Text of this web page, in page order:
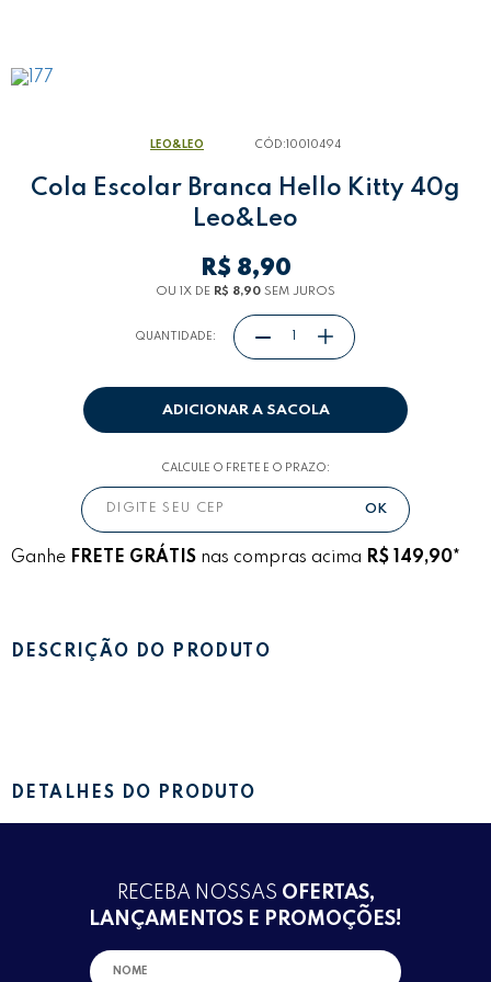
LEO&LEO CÓD: 10010494
Cola Escolar Branca Hello Kitty 40g
Leo&Leo
R$ 8,90
OU 1X DE R$ 8,90 SEM JUROS
QUANTIDADE:
ADICIONAR A SACOLA
CALCULE O FRETE E O PRAZO:
Ganhe FRETE GRÁTIS nas compras acima R$ 149,90*
DESCRIÇÃO DO PRODUTO
DETALHES DO PRODUTO
RECEBA NOSSAS OFERTAS,
LANÇAMENTOS E PROMOÇÕES!